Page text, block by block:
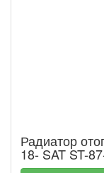
Радиатор
18- SAT ST-